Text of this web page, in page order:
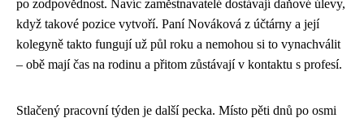
po zodpovědnost. Navíc zaměstnavatelé dostávají daňové úlevy,
když takové pozice vytvoří. Paní Nováková z účtárny a její
kolegyně takto fungují už půl roku a nemohou si to vynachválit
– obě mají čas na rodinu a přitom zůstávají v kontaktu s profesí.
Stlačený pracovní týden je další pecka. Místo pěti dnů po osmi